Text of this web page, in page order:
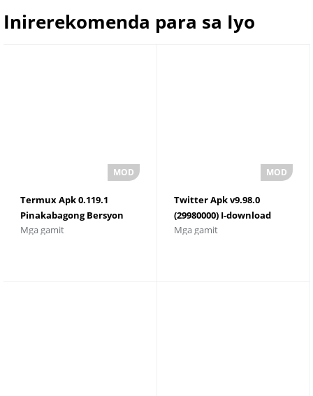
Inirerekomenda para sa Iyo
Termux Apk 0.119.1
Pinakabagong Bersyon
Download
Mga gamit
Twitter Apk v9.98.0
(29980000) I-download
Para sa Android
Mga gamit